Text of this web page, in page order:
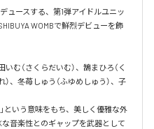
ュースする、第1弾アイドルユニッ
WOMBで鮮烈デビューを飾
む（さくらだいむ）、鵠まひろ（く
、冬苺しゅう（ふゆめしゅう）、子
という意味をもち、美しく優雅な外
音楽性とのギャップを武器として